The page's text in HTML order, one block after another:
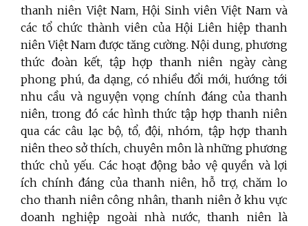
thanh niên Việt Nam, Hội Sinh viên Việt Nam và
các tổ chức thành viên của Hội Liên hiệp thanh
niên Việt Nam được tăng cường. Nội dung, phương
thức đoàn kết, tập hợp thanh niên ngày càng
phong phú, đa dạng, có nhiều đổi mới, hướng tới
nhu cầu và nguyện vọng chính đáng của thanh
niên, trong đó các hình thức tập hợp thanh niên
qua các câu lạc bộ, tổ, đội, nhóm, tập hợp thanh
niên theo sở thích, chuyên môn là những phương
thức chủ yếu. Các hoạt động bảo vệ quyền và lợi
ích chính đáng của thanh niên, hỗ trợ, chăm lo
cho thanh niên công nhân, thanh niên ở khu vực
doanh nghiệp ngoài nhà nước, thanh niên là